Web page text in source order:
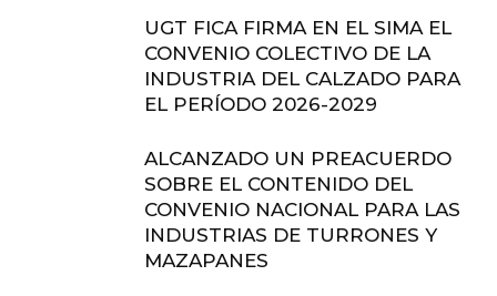
UGT FICA FIRMA EN EL SIMA EL
CONVENIO COLECTIVO DE LA
INDUSTRIA DEL CALZADO PARA
EL PERÍODO 2026-2029
ALCANZADO UN PREACUERDO
SOBRE EL CONTENIDO DEL
CONVENIO NACIONAL PARA LAS
INDUSTRIAS DE TURRONES Y
MAZAPANES